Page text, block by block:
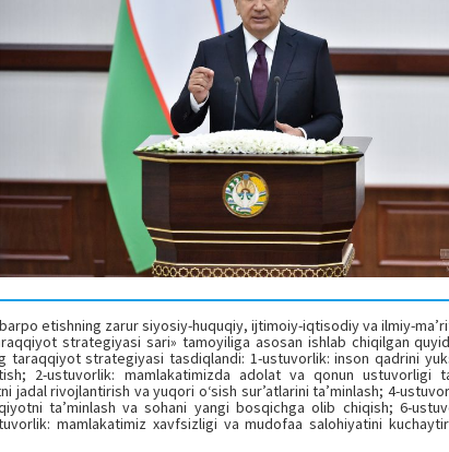
etishning zarur siyosiy-huquqiy, ijtimoiy-iqtisodiy va ilmiy-
strategiyasi sari» tamoyiliga asosan ishlab chiqilgan
taraqqiyot strategiyasi tasdiqlandi: 1-ustuvorlik: inson qadrini
2-ustuvorlik: mamlakatimizda adolat va qonun ustuvorligi
rivojlantirish va yuqori o‘sish sur’atlarini ta’minlash; 4-
ta’minlash va sohani yangi bosqichga olib chiqish; 6-
mamlakatimiz xavfsizligi va mudofaa salohiyatini